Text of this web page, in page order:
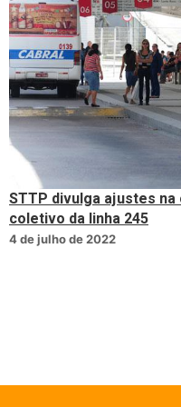
STTP divulga ajustes
coletivo da linha 245
4 de julho de 2022